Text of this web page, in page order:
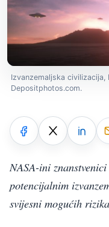
Izvanzemaljska
Depositphotos.com.
NASA-ini
potencijalnim
svijesni mogućih